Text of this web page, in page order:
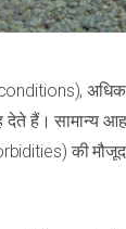
हैं। सामान्य
की